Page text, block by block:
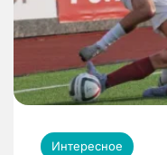
Интересное